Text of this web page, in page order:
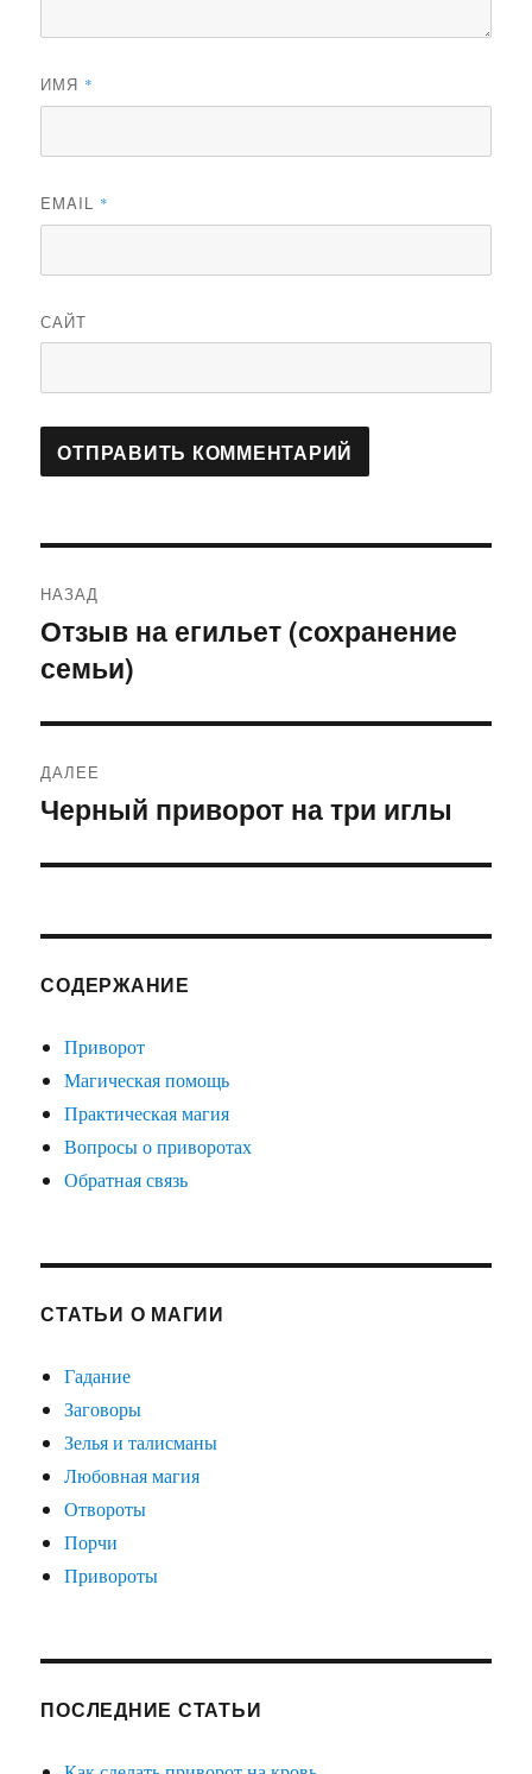
ИМЯ *
EMAIL *
САЙТ
по
записям
НАЗАД
Предыдущая
запись:
Отзыв на егильет (сохранение
семьи)
ДАЛЕЕ
Следующая
Черный приворот на три иглы
СОДЕРЖАНИЕ
Приворот
Магическая помощь
Практическая магия
Вопросы о приворотах
Обратная связь
СТАТЬИ О МАГИИ
Гадание
Заговоры
Зелья и талисманы
Любовная магия
Отвороты
Порчи
Привороты
ПОСЛЕДНИЕ СТАТЬИ